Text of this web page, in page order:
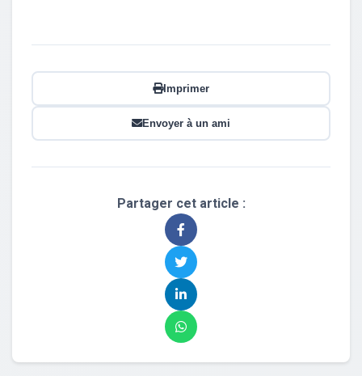
Imprimer
Envoyer à un ami
Partager cet article :